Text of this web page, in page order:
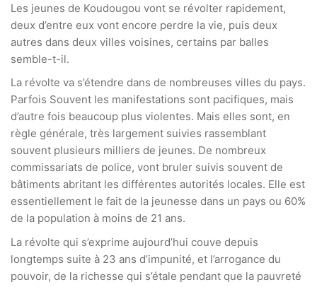
Les jeunes de Koudougou vont se révolter rapidement,
deux d’entre eux vont encore perdre la vie, puis deux
autres dans deux villes voisines, certains par balles
semble-t-il.
La révolte va s’étendre dans de nombreuses villes du pays.
Parfois Souvent les manifestations sont pacifiques, mais
d’autre fois beaucoup plus violentes. Mais elles sont, en
règle générale, très largement suivies rassemblant
souvent plusieurs milliers de jeunes. De nombreux
commissariats de police, vont bruler suivis souvent de
bâtiments abritant les différentes autorités locales. Elle est
essentiellement le fait de la jeunesse dans un pays ou 60%
de la population à moins de 21 ans.
La révolte qui s’exprime aujourd’hui couve depuis
longtemps suite à 23 ans d’impunité, et l’arrogance du
pouvoir, de la richesse qui s’étale pendant que la pauvreté